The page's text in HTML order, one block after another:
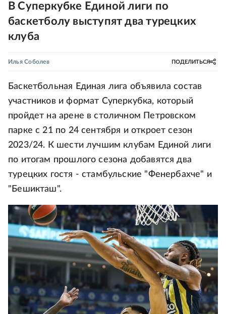
В Суперкубке Единой лиги по
баскетболу выступят два турецких
клуба
Илья Соболев ПОДЕЛИТЬСЯ
Баскетбольная Единая лига объявила состав
участников и формат Суперкубка, который
пройдет на арене в столичном Петровском
парке с 21 по 24 сентября и откроет сезон
2023/24. К шести лучшим клубам Единой лиги
по итогам прошлого сезона добавятся два
турецких гостя - стамбульские "Фенербахче" и
"Бешикташ".